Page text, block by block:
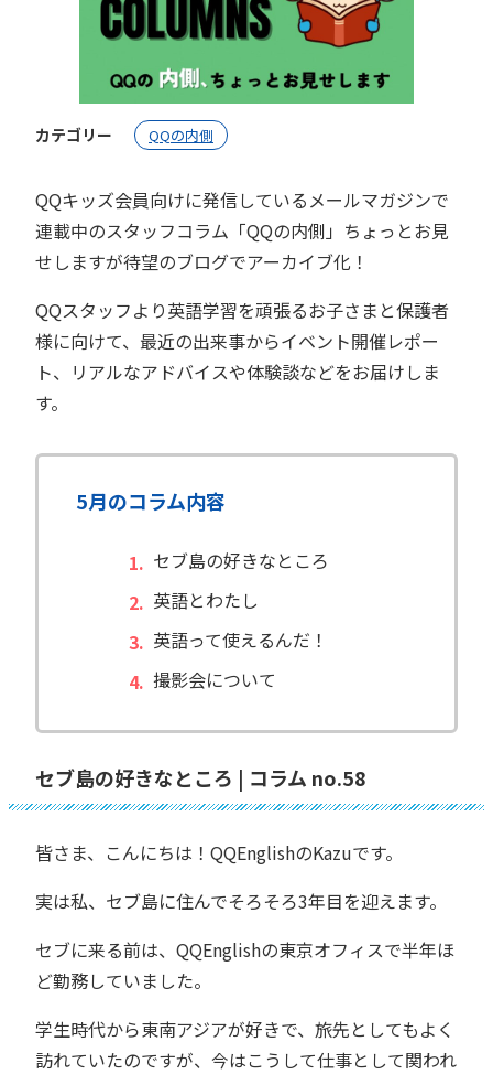
カテゴリー QQの内側
QQキッズ会員向けに発信しているメールマガジンで
連載中のスタッフコラム「QQの内側」ちょっとお見
せしますが待望のブログでアーカイブ化！
QQスタッフより英語学習を頑張るお子さまと保護者
様に向けて、最近の出来事からイベント開催レポー
ト、リアルなアドバイスや体験談などをお届けしま
す。
5月のコラム内容
セブ島の好きなところ
英語とわたし
英語って使えるんだ！
撮影会について
セブ島の好きなところ | コラム no.58
皆さま、こんにちは！QQEnglishのKazuです。
実は私、セブ島に住んでそろそろ3年目を迎えます。
セブに来る前は、QQEnglishの東京オフィスで半年ほ
ど勤務していました。
学生時代から東南アジアが好きで、旅先としてもよく
訪れていたのですが、今はこうして仕事として関われ